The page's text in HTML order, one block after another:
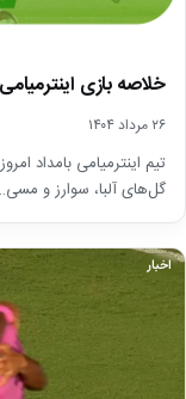
خلاصه بازی اینترمیامی ۳ – لس آنجلس گلکسی ۱ در لیگ MLS…
۲۶ مرداد ۱۴۰۴
تیم اینترمیامی بامداد
گل‌های آلبا، سوارز و
اخبار